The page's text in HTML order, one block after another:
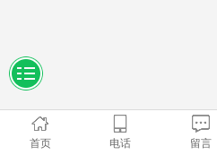
首页 电话 留言